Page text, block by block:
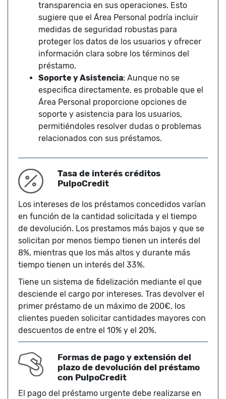
transparencia en sus operaciones. Esto
sugiere que el Área Personal podría incluir
medidas de seguridad robustas para
proteger los datos de los usuarios y ofrecer
información clara sobre los términos del
préstamo.
Soporte y Asistencia: Aunque no se
especifica directamente, es probable que el
Área Personal proporcione opciones de
soporte y asistencia para los usuarios,
permitiéndoles resolver dudas o problemas
relacionados con sus préstamos.
Tasa de interés créditos
PulpoCredit
Los intereses de los préstamos concedidos varían
en función de la cantidad solicitada y el tiempo
de devolución. Los prestamos más bajos y que se
solicitan por menos tiempo tienen un interés del
8%, mientras que los más altos y durante más
tiempo tienen un interés del 33%.
Tiene un sistema de fidelización mediante el que
desciende el cargo por intereses. Tras devolver el
primer préstamo de un máximo de 200€, los
clientes pueden solicitar cantidades mayores con
descuentos de entre el 10% y el 20%.
Formas de pago y extensión del
plazo de devolución del préstamo
con PulpoCredit
El pago del préstamo urgente debe realizarse en